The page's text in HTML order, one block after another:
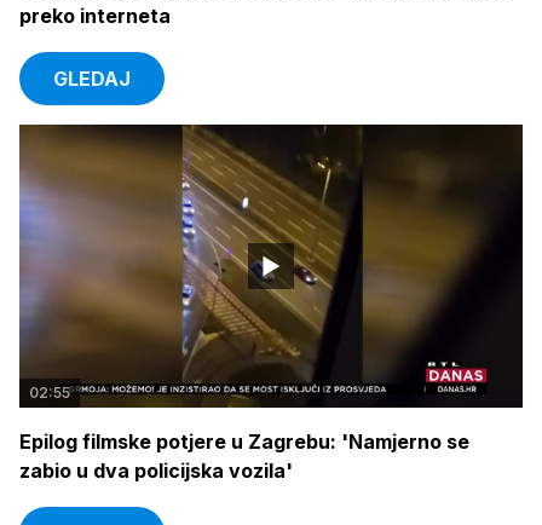
preko interneta
GLEDAJ
02:55
Epilog filmske potjere u Zagrebu: 'Namjerno se
zabio u dva policijska vozila'